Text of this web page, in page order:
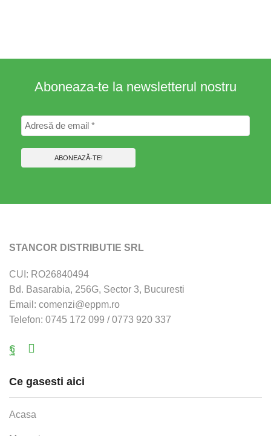
Aboneaza-te la newsletterul nostru
STANCOR DISTRIBUTIE SRL
CUI: RO26840494
Bd. Basarabia, 256G, Sector 3, Bucuresti
Email: comenzi@eppm.ro
Telefon: 0745 172 099 / 0773 920 337
Facebook
Ce gasesti aici
Acasa